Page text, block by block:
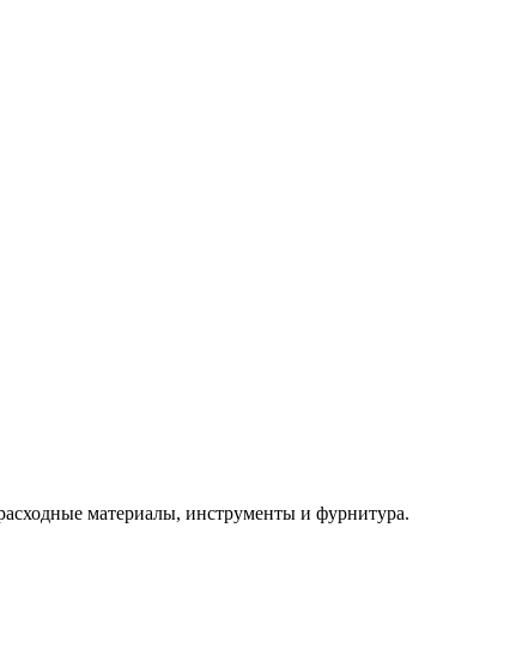
материалы, инструменты и фурнитура.